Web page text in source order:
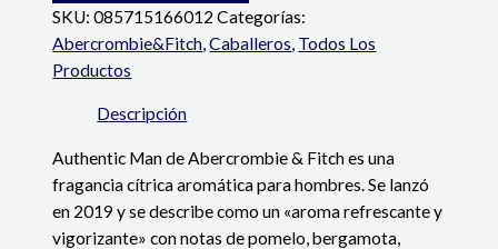
SKU:085715166012 Categorías:
Abercrombie&Fitch,Caballeros, Todos Los
Productos
Descripción
Authentic Man de Abercrombie & Fitch es una
fragancia cítrica aromática para hombres. Se lanzó
en 2019 y se describe como un «aroma refrescante y
vigorizante» con notas de pomelo, bergamota,